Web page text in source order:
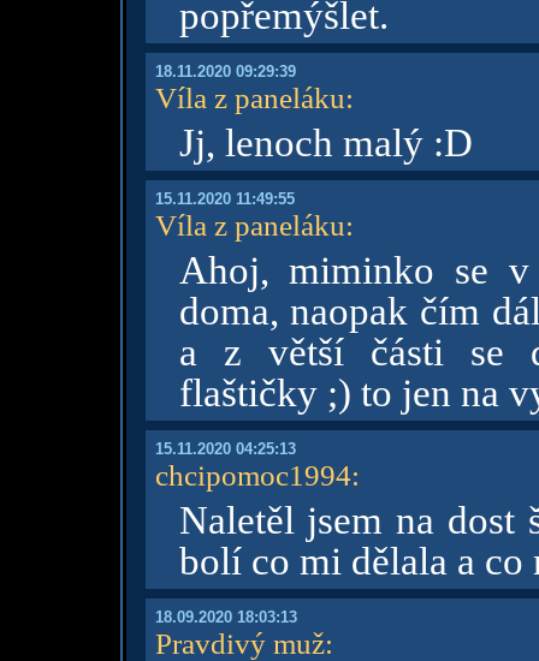
popřemýšlet.
18.11.2020 09:29:39
Víla z paneláku:
Jj, lenoch malý :D
15.11.2020 11:49:55
Víla z paneláku:
Ahoj, miminko se
doma, naopak čím
a z větší části se
flaštičky ;) to jen na
15.11.2020 04:25:13
chcipomoc1994:
Naletěl jsem na dost
bolí co mi dělala a co
18.09.2020 18:03:13
Pravdivý muž: